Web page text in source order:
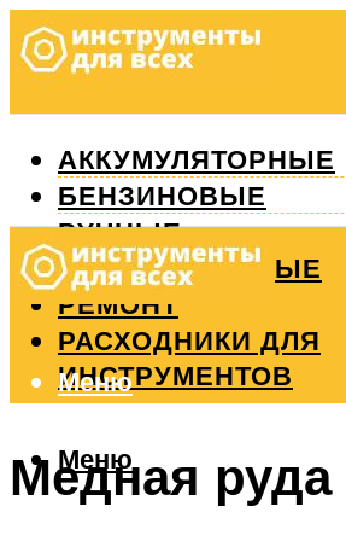
АККУМУЛЯТОРНЫЕ
БЕНЗИНОВЫЕ
РУЧНЫЕ
ИЗМЕРИТЕЛЬНЫЕ
РЕМОНТ
РАСХОДНИКИ ДЛЯ
ИНСТРУМЕНТОВ
Меню
Меню
Медная руда